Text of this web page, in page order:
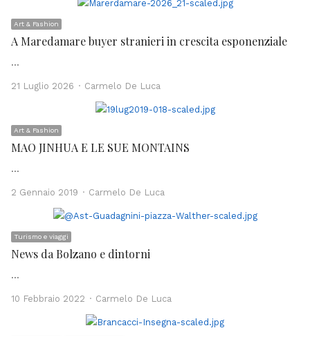
Art & Fashion
A Maredamare buyer stranieri in crescita esponenziale
…
21 Luglio 2026 Author
Carmelo De Luca
Art & Fashion
MAO JINHUA E LE SUE MONTAINS
…
2 Gennaio 2019 Author
Carmelo De Luca
Turismo e viaggi
News da Bolzano e dintorni
…
10 Febbraio 2022 Author
Carmelo De Luca